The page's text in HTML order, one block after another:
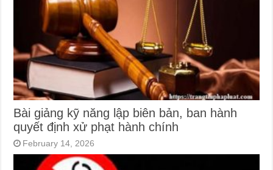
Bài giảng kỹ năng lập biên bản, ban hành
quyết định xử phạt hành chính
February 14, 2026